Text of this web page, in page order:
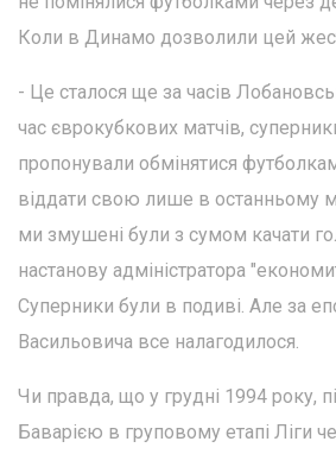
Коли в Динамо дозволили цей
- Це сталося ще за часів
час єврокубкових матчів,
пропонували обмінятися
віддати свою лише в останньому
ми змушені були з сумом качати
настанову адміністратора
Суперники були в подиві. Але за
Васильовича все налагодилося.
Чи правда, що у грудні 1994 року,
Баварією в груповому етапі Ліги